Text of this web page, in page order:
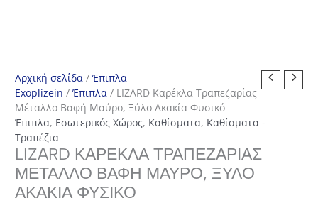
Αρχική σελίδα /Έπιπλα
Exoplizein /Έπιπλα / LIZARD Καρέκλα Τραπεζαρίας
Μέταλλο Βαφή Μαύρο, Ξύλο Ακακία Φυσικό
Έπιπλα, Εσωτερικός Χώρος, Καθίσματα, Καθίσματα -
Τραπέζια
LIZARD ΚΑΡΈΚΛΑ ΤΡΑΠΕΖΑΡΊΑΣ
ΜΈΤΑΛΛΟ ΒΑΦΉ ΜΑΎΡΟ, ΞΎΛΟ
ΑΚΑΚΊΑ ΦΥΣΙΚΌ